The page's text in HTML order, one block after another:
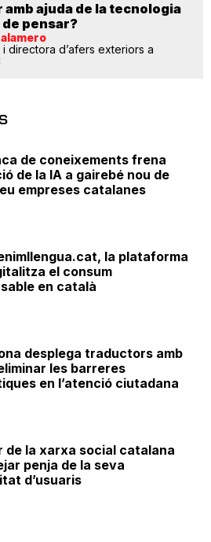
amb ajuda de la tecnologia
de pensar?
directora d’afers exteriors a
de coneixements frena
de la IA a gairebé nou de
empreses catalanes
la plataforma
el consum
en català
desplega traductors amb
les barreres
en l’atenció ciutadana
de la xarxa social catalana
penja de la seva
d’usuaris